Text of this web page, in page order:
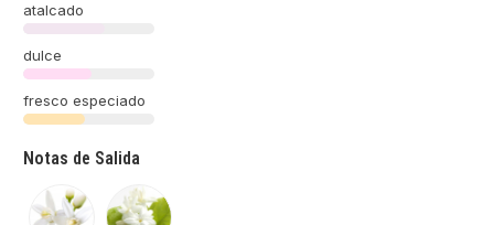
atalcado
dulce
fresco especiado
Notas de Salida